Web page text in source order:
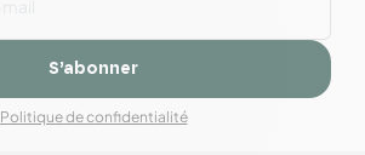
S’abonner
Politique de confidentialité